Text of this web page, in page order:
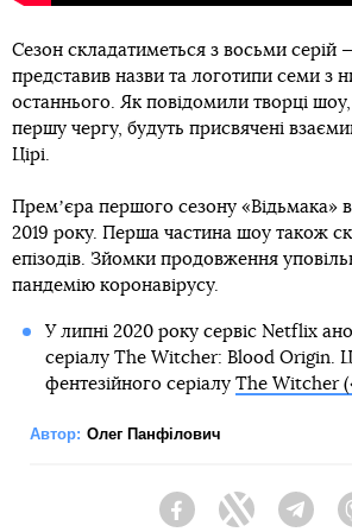
Сезон складатиметься з восьми
представив назви та логотипи семи з
останнього. Як повідомили творці шоу,
першу чергу, будуть присвячені
Цірі.
Премʼєра першого сезону «Відьмака»
2019 року. Перша частина шоу також
епізодів. Зйомки продовження
пандемію коронавірусу.
У липні 2020 року сервіс Netflix
серіалу The Witcher: Blood Origin.
фентезійного серіалу The Witcher
Автор: Олег Панфілович
FacebookTwitter